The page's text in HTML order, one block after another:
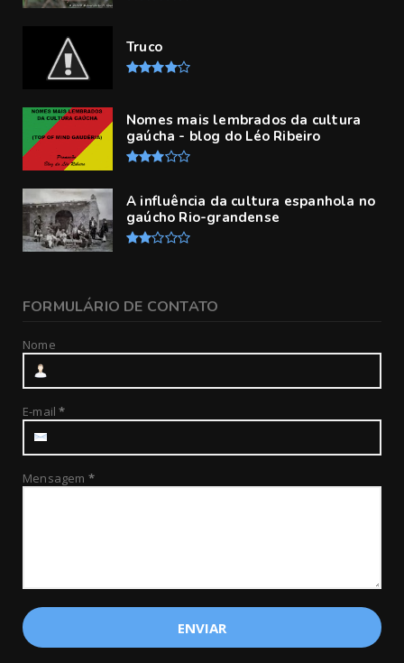
Truco
Nomes mais lembrados da cultura
gaúcha - blog do Léo Ribeiro
A influência da cultura espanhola no
gaúcho Rio-grandense
FORMULÁRIO DE CONTATO
Nome
E-mail*
Mensagem *